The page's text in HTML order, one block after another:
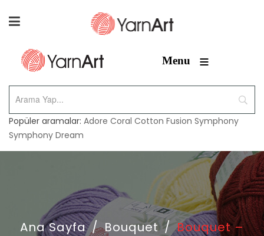
Menu ≡
Popüler aramalar: Adore Coral Cotton Fusion Symphony
Symphony Dream
Ana Sayfa / Bouquet / Bouquet –